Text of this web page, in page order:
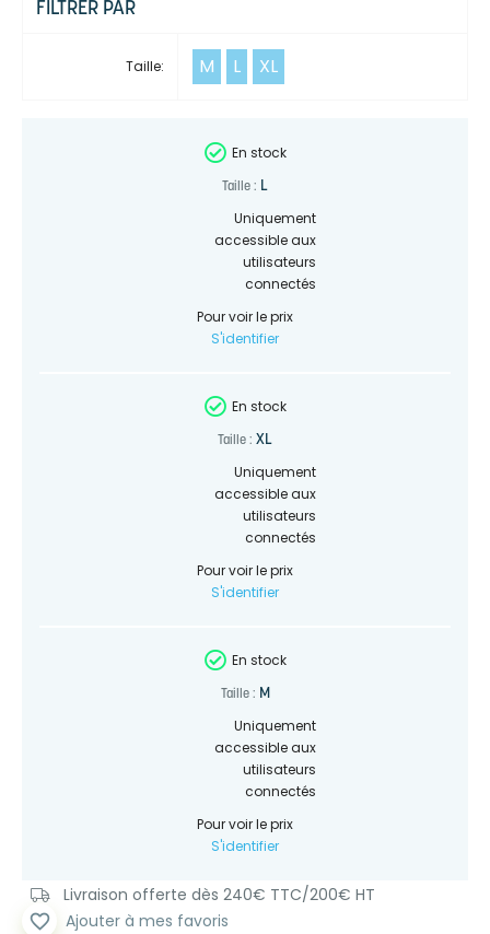
FILTRER PAR
Taille: M L XL
En stock
Taille : L
Uniquement
accessible aux
utilisateurs
connectés
Pour voir le prix
S'identifier
En stock
Taille : XL
Uniquement
accessible aux
utilisateurs
connectés
Pour voir le prix
S'identifier
En stock
Taille : M
Uniquement
accessible aux
utilisateurs
connectés
Pour voir le prix
S'identifier
Livraison offerte dès 240€ TTC/200€ HT
favorite_border Ajouter à mes favoris